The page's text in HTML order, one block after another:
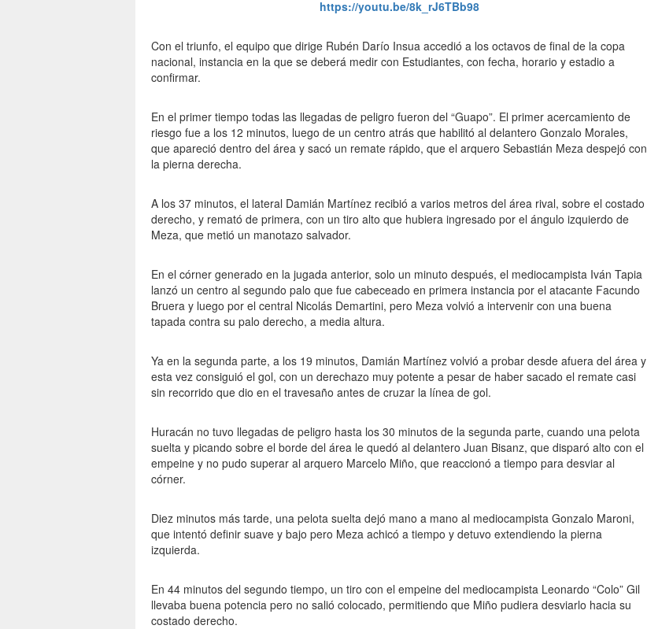
https://youtu.be/8k_rJ6TBb98
Con el triunfo, el equipo que dirige Rubén Darío Insua accedió a los octavos de final de la copa
nacional, instancia en la que se deberá medir con Estudiantes, con fecha, horario y estadio a
confirmar.
En el primer tiempo todas las llegadas de peligro fueron del “Guapo”. El primer acercamiento de
riesgo fue a los 12 minutos, luego de un centro atrás que habilitó al delantero Gonzalo Morales,
que apareció dentro del área y sacó un remate rápido, que el arquero Sebastián Meza despejó con
la pierna derecha.
A los 37 minutos, el lateral Damián Martínez recibió a varios metros del área rival, sobre el costado
derecho, y remató de primera, con un tiro alto que hubiera ingresado por el ángulo izquierdo de
Meza, que metió un manotazo salvador.
En el córner generado en la jugada anterior, solo un minuto después, el mediocampista Iván Tapia
lanzó un centro al segundo palo que fue cabeceado en primera instancia por el atacante Facundo
Bruera y luego por el central Nicolás Demartini, pero Meza volvió a intervenir con una buena
tapada contra su palo derecho, a media altura.
Ya en la segunda parte, a los 19 minutos, Damián Martínez volvió a probar desde afuera del área y
esta vez consiguió el gol, con un derechazo muy potente a pesar de haber sacado el remate casi
sin recorrido que dio en el travesaño antes de cruzar la línea de gol.
Huracán no tuvo llegadas de peligro hasta los 30 minutos de la segunda parte, cuando una pelota
suelta y picando sobre el borde del área le quedó al delantero Juan Bisanz, que disparó alto con el
empeine y no pudo superar al arquero Marcelo Miño, que reaccionó a tiempo para desviar al
córner.
Diez minutos más tarde, una pelota suelta dejó mano a mano al mediocampista Gonzalo Maroni,
que intentó definir suave y bajo pero Meza achicó a tiempo y detuvo extendiendo la pierna
izquierda.
En 44 minutos del segundo tiempo, un tiro con el empeine del mediocampista Leonardo “Colo” Gil
llevaba buena potencia pero no salió colocado, permitiendo que Miño pudiera desviarlo hacia su
costado derecho.